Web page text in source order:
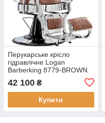
Перукарське крісло
гідравлічне Logan
Barberking 8779-BROWN
42 100 ₴
Купити